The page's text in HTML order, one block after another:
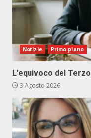
Notizie Primo piano
L’equivoco del
3 Agosto 2026